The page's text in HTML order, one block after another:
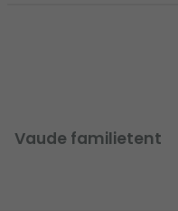
Vaude familietent